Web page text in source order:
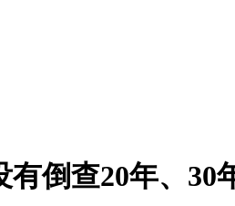
倒查20年、30